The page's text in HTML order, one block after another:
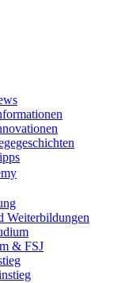
Weiterbildungen
& FSJ